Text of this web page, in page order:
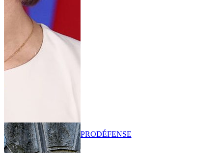
PRODÉFENSE